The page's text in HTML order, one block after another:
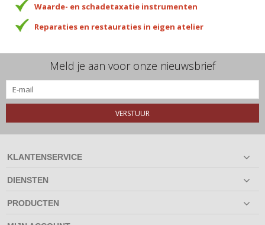
Waarde- en schadetaxatie instrumenten
Reparaties en restauraties in eigen atelier
Meld je aan voor onze nieuwsbrief
VERSTUUR
KLANTENSERVICE
DIENSTEN
PRODUCTEN